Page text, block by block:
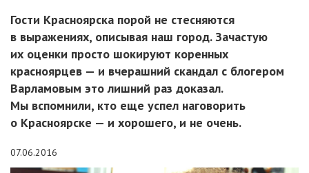
Гости Красноярска порой не стесняются
в выражениях, описывая наш город. Зачастую
их оценки просто шокируют коренных
красноярцев — и вчерашний скандал с блогером
Варламовым это лишний раз доказал.
Мы вспомнили, кто еще успел наговорить
о Красноярске — и хорошего, и не очень.
07.06.2016